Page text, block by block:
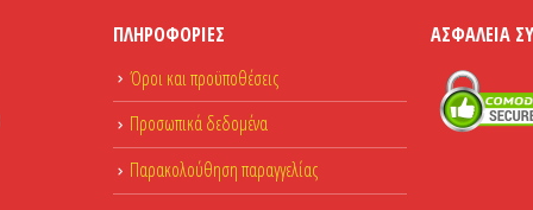
ΠΛΗΡΟΦΟΡΊΕΣ
Όροι και προϋποθέσεις
Προσωπικά δεδομένα
Παρακολούθηση παραγγελίας
ΑΣΦΆΛΕΙΑ